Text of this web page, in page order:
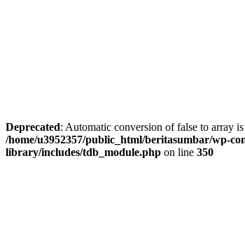
Deprecated: Automatic conversion of false to array
/home/u3952357/public_html/beritasumbar/wp-
library/includes/tdb_module.php on line 350